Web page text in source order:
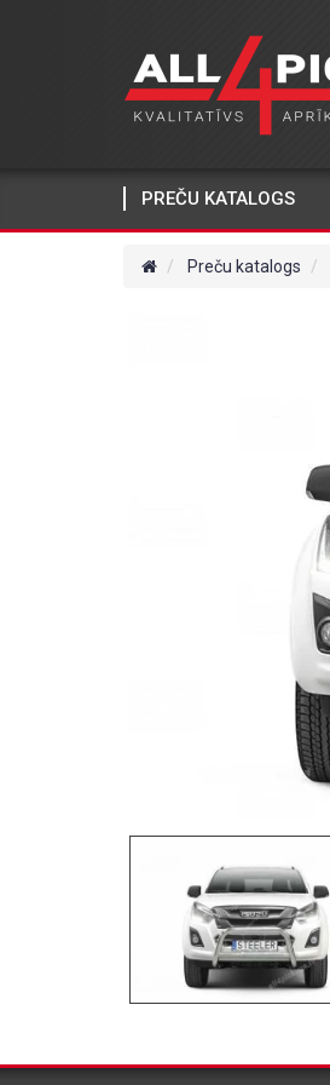
PREČU KATALOGS
Preču katalogs